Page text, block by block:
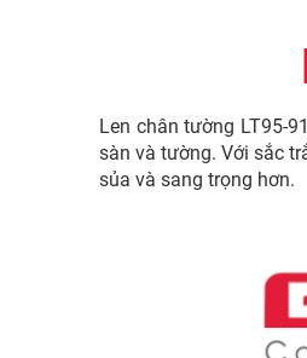
Len chân tường LT95-
sàn và tường. Với sắc
sủa và sang trọng hơn.